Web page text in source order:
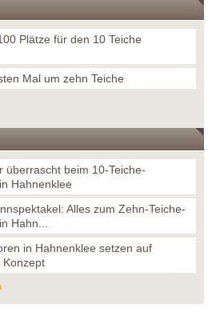
Plätze für den 10 Teiche
Mal um zehn Teiche
überrascht beim 10-Teiche-
Hahnenklee
Alles zum Zehn-Teiche-
Hahn...
in Hahnenklee setzen auf
Konzept